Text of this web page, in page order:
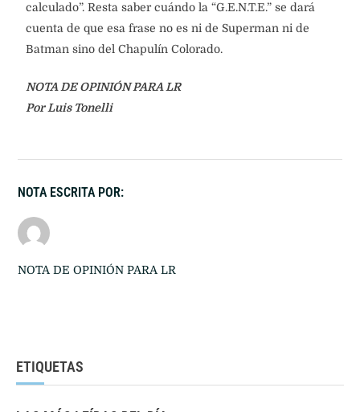
calculado”. Resta saber cuándo la “G.E.N.T.E.” se dará
cuenta de que esa frase no es ni de Superman ni de
Batman sino del Chapulín Colorado.
NOTA DE OPINIÓN PARA LR
Por Luis Tonelli
NOTA ESCRITA POR:
NOTA DE OPINIÓN PARA LR
ETIQUETAS